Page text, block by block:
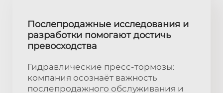
Послепродажные исследования и
разработки помогают достичь
превосходства
Гидравлические пресс-тормозы:
компания осознаёт важность
послепродажного обслуживания и